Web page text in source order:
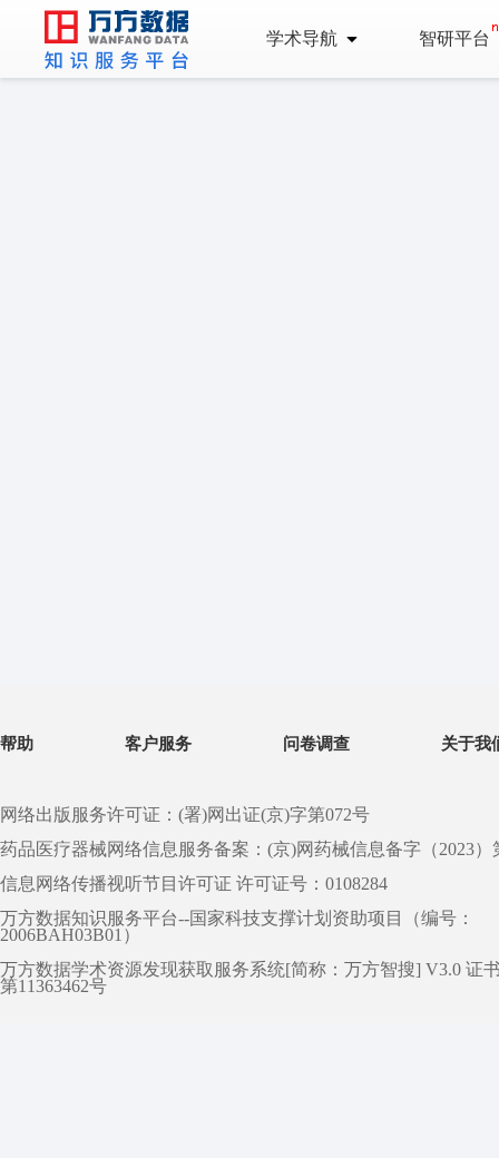
学术导航 智研平台
帮助 客户服务 问卷调查 关于我
网络出版服务许可证：(署)网出证(京)字第072号
药品医疗器械网络信息服务备案：(京)网药械信息备字（2023）
信息网络传播视听节目许可证 许可证号：0108284
万方数据知识服务平台--国家科技支撑计划资助项目（编号：
2006BAH03B01）
万方数据学术资源发现获取服务系统[简称：万方智搜] V3.0 证
第11363462号